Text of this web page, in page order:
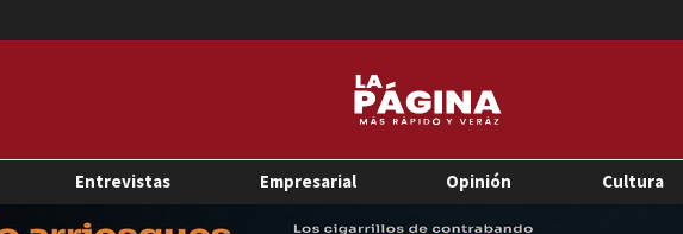
Entrevistas Empresarial Opinión Cultura